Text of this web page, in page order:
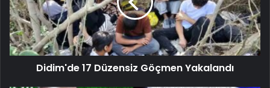
Didim'de 17 Düzensiz Göçmen Yakalandı